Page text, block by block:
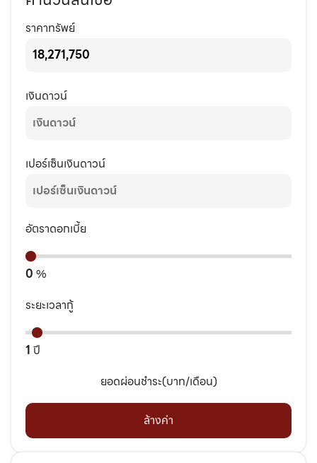
ราคาทรัพย์
เงินดาวน์
เปอร์เซ็นเงินดาวน์
อัตราดอกเบี้ย
0 %
ระยะเวลากู้
1 ปี
ยอดผ่อนชำระ(บาท/เดือน)
ล้างค่า